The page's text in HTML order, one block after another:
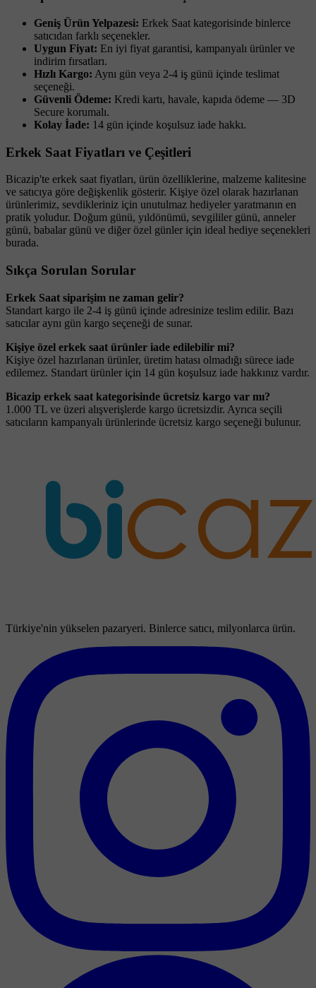
Geniş Ürün Yelpazesi: Erkek Saat kategorisinde binlerce
satıcıdan farklı seçenekler.
Uygun Fiyat: En iyi fiyat garantisi, kampanyalı ürünler ve
indirim fırsatları.
Hızlı Kargo: Aynı gün veya 2-4 iş günü içinde teslimat
seçeneği.
Güvenli Ödeme: Kredi kartı, havale, kapıda ödeme — 3D
Secure korumalı.
Kolay İade: 14 gün içinde koşulsuz iade hakkı.
Erkek Saat Fiyatları ve Çeşitleri
Bicazip'te erkek saat fiyatları, ürün özelliklerine, malzeme kalitesine
ve satıcıya göre değişkenlik gösterir. Kişiye özel olarak hazırlanan
ürünlerimiz, sevdikleriniz için unutulmaz hediyeler yaratmanın en
pratik yoludur. Doğum günü, yıldönümü, sevgililer günü, anneler
günü, babalar günü ve diğer özel günler için ideal hediye seçenekleri
burada.
Sıkça Sorulan Sorular
Erkek Saat siparişim ne zaman gelir?
Standart kargo ile 2-4 iş günü içinde adresinize teslim edilir. Bazı
satıcılar aynı gün kargo seçeneği de sunar.
Kişiye özel erkek saat ürünler iade edilebilir mi?
Kişiye özel hazırlanan ürünler, üretim hatası olmadığı sürece iade
edilemez. Standart ürünler için 14 gün koşulsuz iade hakkınız vardır.
Bicazip erkek saat kategorisinde ücretsiz kargo var mı?
1.000 TL ve üzeri alışverişlerde kargo ücretsizdir. Ayrıca seçili
satıcıların kampanyalı ürünlerinde ücretsiz kargo seçeneği bulunur.
Türkiye'nin yükselen pazaryeri. Binlerce satıcı, milyonlarca ürün.